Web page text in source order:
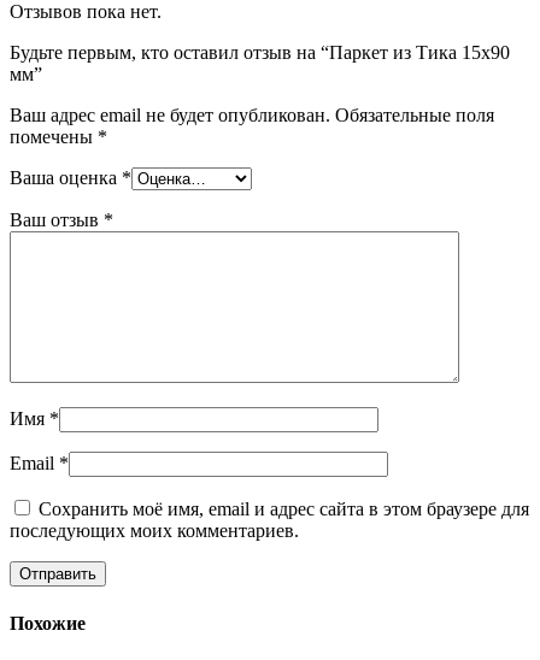
Отзывов пока нет.
Будьте первым, кто оставил отзыв на “Паркет из Тика 15х90
мм”
Ваш адрес email не будет опубликован. Обязательные поля
помечены *
Ваша оценка *
Ваш отзыв *
Имя *
Email *
Сохранить моё имя, email и адрес сайта в этом браузере для
последующих моих комментариев.
Похожие